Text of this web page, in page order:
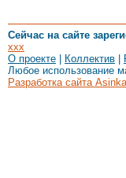
Сейчас на сайте
xxx
О проекте
Коллектив
Любое использование
Разработка сайта